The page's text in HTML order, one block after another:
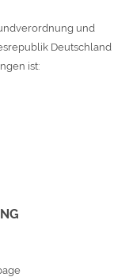
und
Deutschland
ist: